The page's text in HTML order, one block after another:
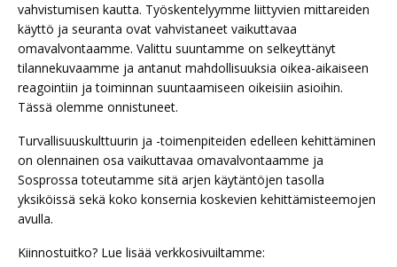
vahvistumisen kautta. Työskentelyymme liittyvien mittareiden
käyttö ja seuranta ovat vahvistaneet vaikuttavaa
omavalvontaamme. Valittu suuntamme on selkeyttänyt
tilannekuvaamme ja antanut mahdollisuuksia oikea-aikaiseen
reagointiin ja toiminnan suuntaamiseen oikeisiin asioihin.
Tässä olemme onnistuneet.
Turvallisuuskulttuurin ja -toimenpiteiden edelleen kehittäminen
on olennainen osa vaikuttavaa omavalvontaamme ja
Sosprossa toteutamme sitä arjen käytäntöjen tasolla
yksiköissä sekä koko konsernia koskevien kehittämisteemojen
avulla.
Kiinnostuitko? Lue lisää verkkosivuiltamme: